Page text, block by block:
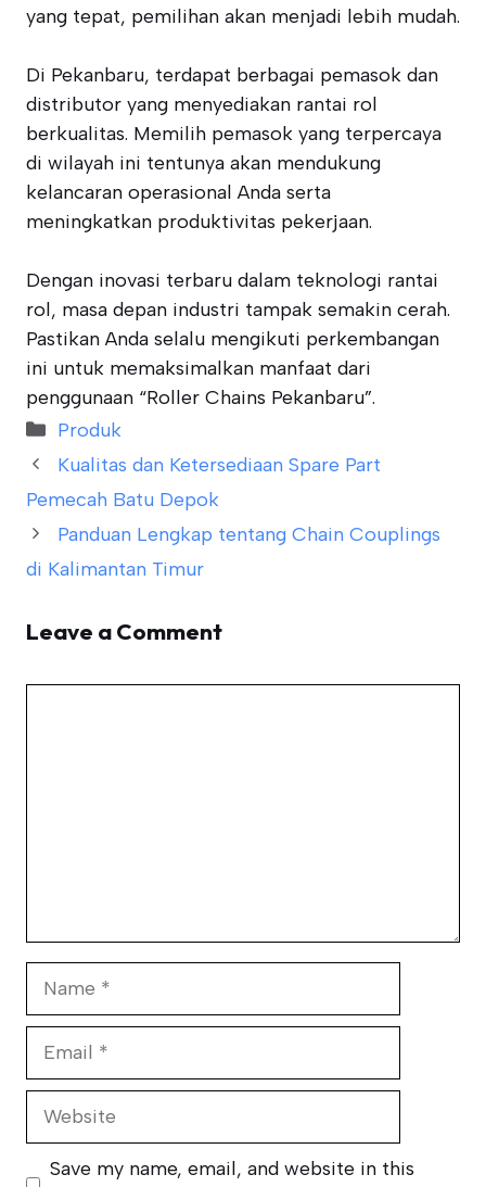
yang tepat, pemilihan akan menjadi lebih mudah.
Di Pekanbaru, terdapat berbagai pemasok dan
distributor yang menyediakan rantai rol
berkualitas. Memilih pemasok yang terpercaya
di wilayah ini tentunya akan mendukung
kelancaran operasional Anda serta
meningkatkan produktivitas pekerjaan.
Dengan inovasi terbaru dalam teknologi rantai
rol, masa depan industri tampak semakin cerah.
Pastikan Anda selalu mengikuti perkembangan
ini untuk memaksimalkan manfaat dari
penggunaan “Roller Chains Pekanbaru”.
Categories
Produk
Kualitas dan Ketersediaan Spare Part
Pemecah Batu Depok
Panduan Lengkap tentang Chain Couplings
di Kalimantan Timur
Leave a Comment
Website
Save my name, email, and website in this